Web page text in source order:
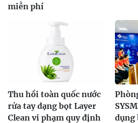
miễn phí
Thu hồi toàn quốc nước
rửa tay dạng bọt Layer
Clean vi phạm quy định
dụng